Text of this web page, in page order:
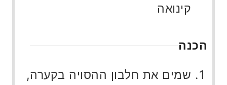
קינואה
הכנה
שמים את חלבון ההסויה בקערה,